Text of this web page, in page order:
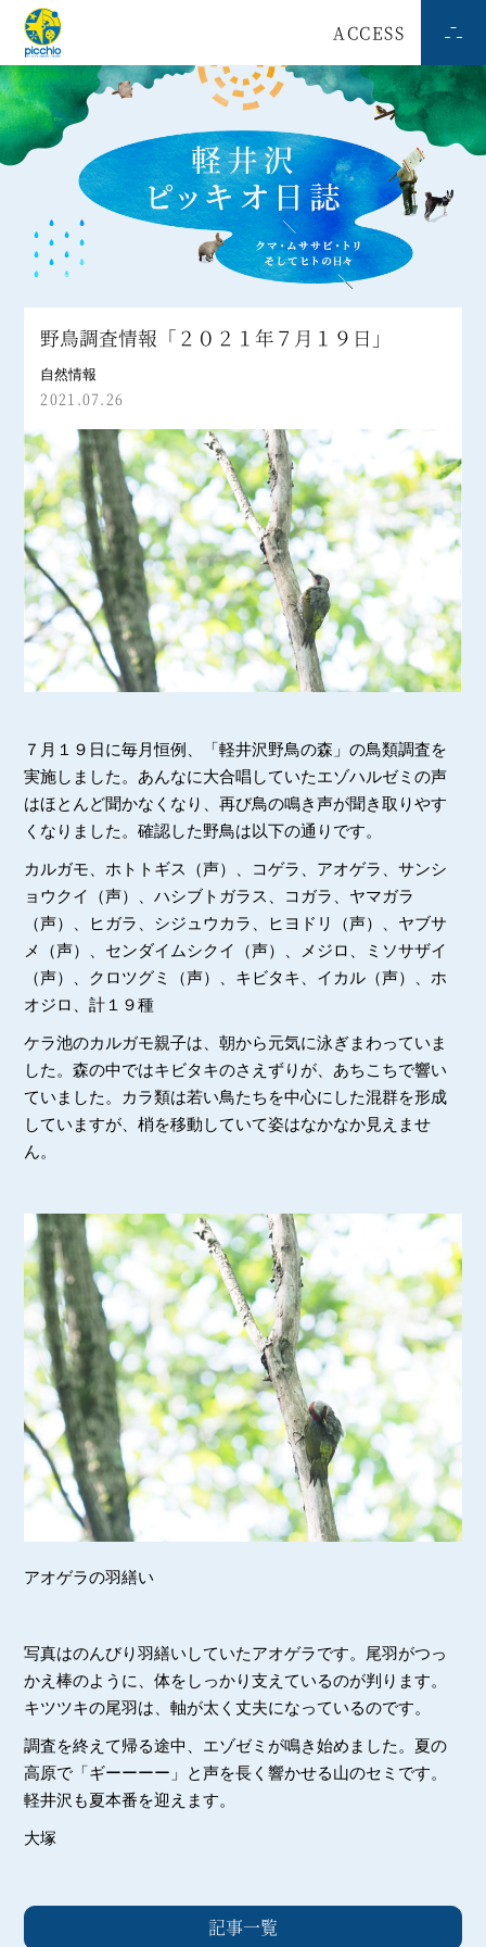
ACCESS
野鳥調査情報「２０２１年７月１９日」
自然情報
2021.07.26
７月１９日に毎月恒例、「軽井沢野鳥の森」の鳥類調査を
実施しました。あんなに大合唱していたエゾハルゼミの声
はほとんど聞かなくなり、再び鳥の鳴き声が聞き取りやす
くなりました。確認した野鳥は以下の通りです。
カルガモ、ホトトギス（声）、コゲラ、アオゲラ、サンシ
ョウクイ（声）、ハシブトガラス、コガラ、ヤマガラ
（声）、ヒガラ、シジュウカラ、ヒヨドリ（声）、ヤブサ
メ（声）、センダイムシクイ（声）、メジロ、ミソサザイ
（声）、クロツグミ（声）、キビタキ、イカル（声）、ホ
オジロ、計１９種
ケラ池のカルガモ親子は、朝から元気に泳ぎまわっていま
した。森の中ではキビタキのさえずりが、あちこちで響い
ていました。カラ類は若い鳥たちを中心にした混群を形成
していますが、梢を移動していて姿はなかなか見えませ
ん。
アオゲラの羽繕い
写真はのんびり羽繕いしていたアオゲラです。尾羽がつっ
かえ棒のように、体をしっかり支えているのが判ります。
キツツキの尾羽は、軸が太く丈夫になっているのです。
調査を終えて帰る途中、エゾゼミが鳴き始めました。夏の
高原で「ギーーーー」と声を長く響かせる山のセミです。
軽井沢も夏本番を迎えます。
大塚
記事一覧